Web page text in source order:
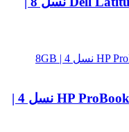
لپ تاپ استوک HP ProBook 640 G1 Core i5 نسل 4 |